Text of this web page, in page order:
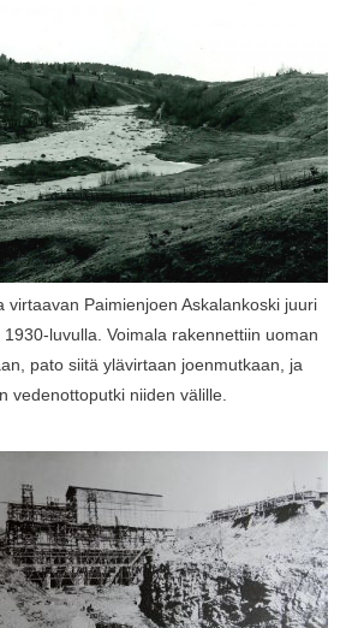
virtaavan Paimienjoen Askalankoski juuri
luvulla. Voimala rakennettiin uoman
pato siitä ylävirtaan joenmutkaan, ja
vedenottoputki niiden välille.